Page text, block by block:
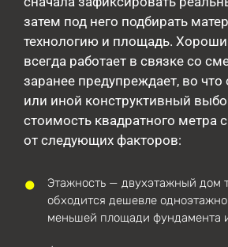
затем под него подбирать
технологию и площадь.
всегда работает в связке со
заранее предупреждает, во что
или иной конструктивный
стоимость квадратного метра
от следующих факторов:
Этажность — двухэтажный дом
обходится дешевле
меньшей площади фундамента